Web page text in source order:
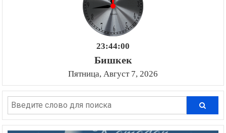
23:44:01
Бишкек
Пятница, Август 7, 2026